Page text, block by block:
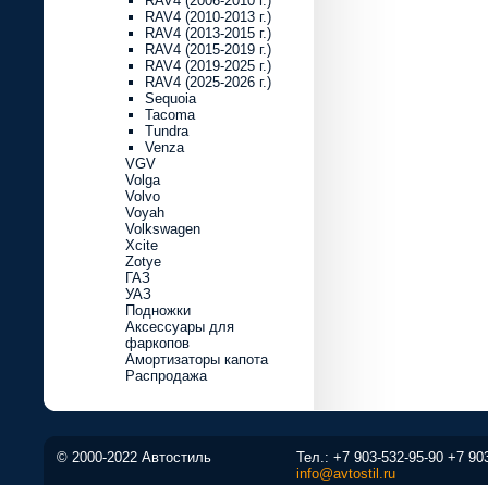
RAV4 (2010-2013 г.)
RAV4 (2013-2015 г.)
RAV4 (2015-2019 г.)
RAV4 (2019-2025 г.)
RAV4 (2025-2026 г.)
Sequoia
Tacoma
Tundra
Venza
VGV
Volga
Volvo
Voyah
Volkswagen
Xcite
Zotye
ГАЗ
УАЗ
Подножки
Аксессуары для
фаркопов
Амортизаторы капота
Распродажа
© 2000-2022 Автостиль Тел.: +7 903-532-95-90 +7
info@avtostil.ru